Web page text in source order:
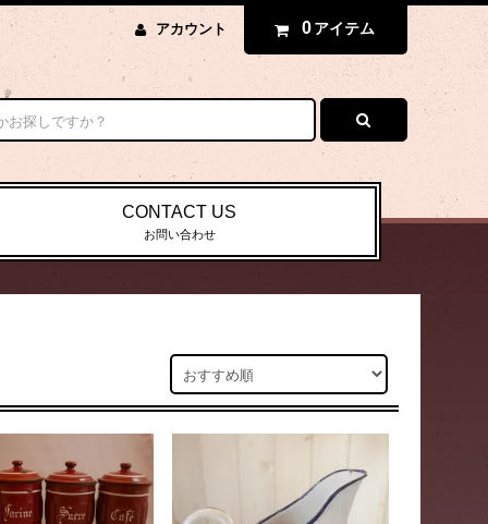
アカウント 0 アイテム
CONTACT US
お問い合わせ